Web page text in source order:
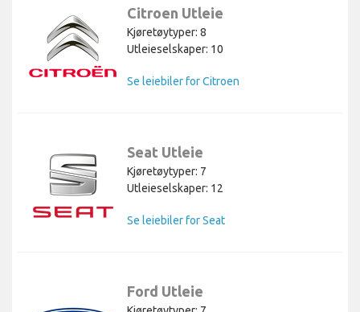
Citroen Utleie
Kjøretøytyper: 8
Utleieselskaper: 10
Se leiebiler for Citroen
Seat Utleie
Kjøretøytyper: 7
Utleieselskaper: 12
Se leiebiler for Seat
Ford Utleie